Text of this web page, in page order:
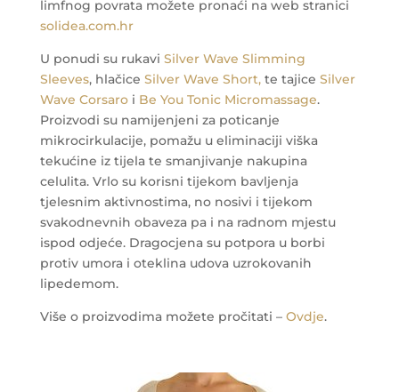
limfnog povrata možete pronaći na web stranici
solidea.com.hr
U ponudi su rukavi Silver Wave Slimming
Sleeves, hlačice Silver Wave Short,te tajice Silver
Wave Corsaroi Be You Tonic Micromassage.
Proizvodi su namijenjeni za poticanje
mikrocirkulacije, pomažu u eliminaciji viška
tekućine iz tijela te smanjivanje nakupina
celulita. Vrlo su korisni tijekom bavljenja
tjelesnim aktivnostima, no nosivi i tijekom
svakodnevnih obaveza pa i na radnom mjestu
ispod odjeće. Dragocjena su potpora u borbi
protiv umora i oteklina udova uzrokovanih
lipedemom.
Više o proizvodima možete pročitati – Ovdje.